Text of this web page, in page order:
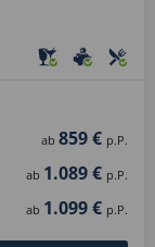
ab 859 € p.P.
ab 1.089 € p.P.
ab 1.099 € p.P.